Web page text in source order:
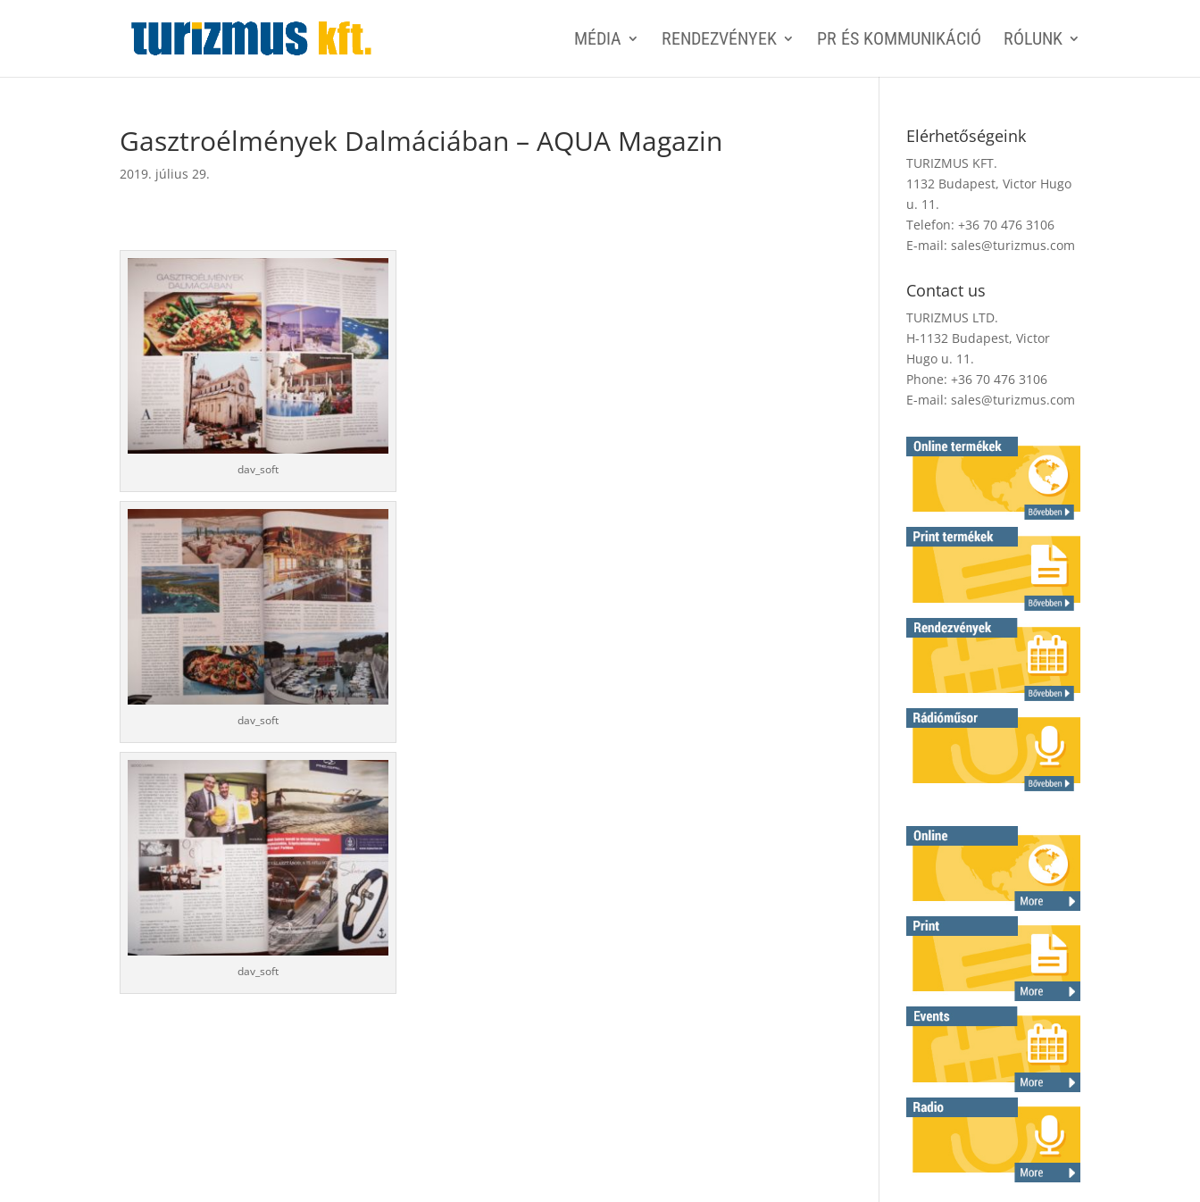
MÉDIA RENDEZVÉNYEK PR ÉS KOMMUNIKÁCIÓ RÓLUNK
Gasztroélmények Dalmáciában – AQUA Magazin
2019. július 29.
dav_soft
dav_soft
dav_soft
Elérhetőségeink
TURIZMUS KFT.
1132 Budapest, Victor Hugo
u. 11.
Telefon: +36 70 476 3106
E-mail:sales@turizmus.com
Contact us
TURIZMUS LTD.
H-1132 Budapest, Victor
Hugo u. 11.
Phone: +36 70 476 3106
E-mail:sales@turizmus.com